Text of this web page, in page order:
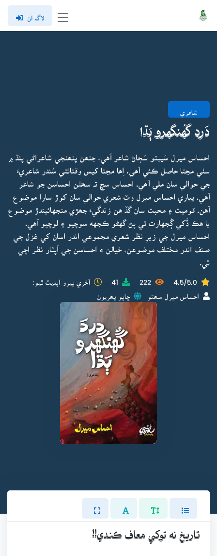
لاگ ان
شاعري
دَرد گهُنگهرو ٻَڌا
احساس ميرل سَيبتو سُڄاڻ شاعر آهي، جنھن پنھنجي شاعراڻي پنڌ ۾
سٺي مڃتا حاصل ڪئي آهي، اِها مڃتا کيس وقتائتي سُندر شاعريءَ
جي حوالي سان ملي آھي. احساس سچ تہ سھڻن احساسن جو شاعر
آهي. پياري احساس ميرل وٽ شعري حوالي سان کوڙ سارا موضوع
آهن. قوميت ۽ محبت سان گڏ هن زندگيءَ جھڙي منجهائيندڙ موضوع
يا هڪ ڏُکي ڳُجهارت تي پڻ گهڻو ڪجهه سوچيو ۽ لوچيو آهي.
احساس ميرل جي زيرِ نظر شعري مجموعي اندر اسان کي غزل جي
صنف اندر مختلف موضوعن، خيالن ۽ احساسن جي اُپٽار نظر اچي
ٿي.
4.5/5.0
222
41 آخري ڀيرو اپڊيٽ ٿيو:
احساس ميرل سھتو ڇاپو پھريون
تاريخ نه توکي معاف ڪندي!!